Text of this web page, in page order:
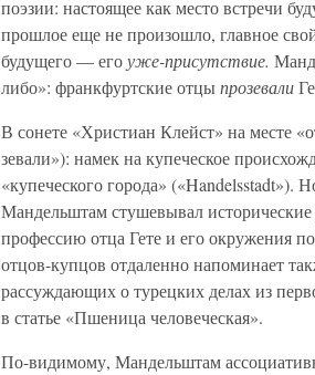
поэзии: настоящее как место встречи
прошлое еще не произошло, главное
будущего — егоуже-присутствие.
либо»: франкфуртские отцыпрозевали
В сонете «Христиан Клейст» на месте
зевали»): намек на купеческое
«купеческого города» («Handelsstadt»).
Мандельштам стушевывал исторические
профессию отца Гете и его окружения
отцов-купцов отдаленно напоминает
рассуждающих о турецких делах из
в статье «Пшеница человеческая».
По-видимому, Мандельштам